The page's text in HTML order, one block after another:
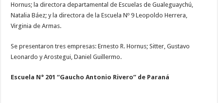
Hornus; la directora departamental de Escuelas de Gualeguaychú,
Natalia Báez; y la directora de la Escuela Nº 9 Leopoldo Herrera,
Virginia de Armas.
Se presentaron tres empresas: Ernesto R. Hornus; Sitter, Gustavo
Leonardo y Arostegui, Daniel Guillermo.
Escuela N° 201 “Gaucho Antonio Rivero” de Paraná